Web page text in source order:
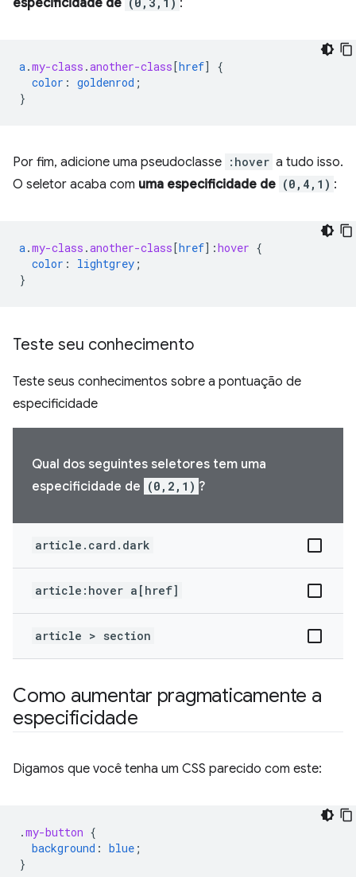
especificidade de (0,3,1) :
a.my-class .another-class [href]
{
color : goldenrod ;
}
Por fim, adicione uma pseudoclasse :hover a tudo isso.
O seletor acaba com uma especificidade de (0,4,1) :
a.my-class .another-class [href] :hover {
color : lightgrey ;
}
Teste seu conhecimento
Teste seus conhecimentos sobre a pontuação de
especificidade
Qual dos seguintes seletores tem uma
especificidade de (0,2,1) ?
article.card.dark
article:hover a[href]
article > section
Como aumentar pragmaticamente a
especificidade
Digamos que você tenha um CSS parecido com este:
.my-button {
background : blue ;
}